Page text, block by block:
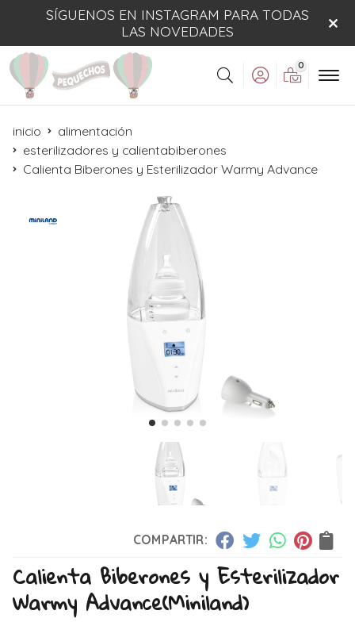
SÍGUENOS EN INSTAGRAM PARA TODAS
LAS NOVEDADES
Buscar
0
inicio
alimentación
esterilizadores y calientabiberones
Calienta Biberones y Esterilizador Warmy Advance
COMPARTIR:
Calienta Biberones y Esterilizador
Warmy Advance(Miniland)